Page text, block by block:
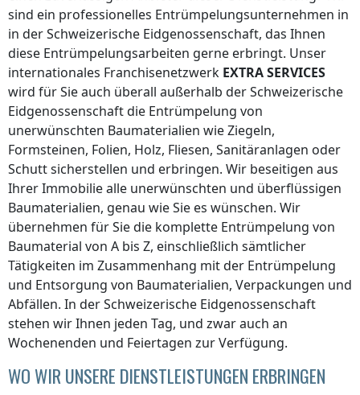
sind ein professionelles Entrümpelungsunternehmen in
in der Schweizerische Eidgenossenschaft, das Ihnen
diese Entrümpelungsarbeiten gerne erbringt. Unser
internationales Franchisenetzwerk EXTRA SERVICES
wird für Sie auch überall außerhalb der Schweizerische
Eidgenossenschaftdie Entrümpelung von
unerwünschten Baumaterialien wie Ziegeln,
Formsteinen, Folien, Holz, Fliesen, Sanitäranlagen oder
Schutt sicherstellen und erbringen. Wir beseitigen aus
Ihrer Immobilie alle unerwünschten und überflüssigen
Baumaterialien, genau wie Sie es wünschen. Wir
übernehmen für Sie die komplette Entrümpelung von
Baumaterial von A bis Z, einschließlich sämtlicher
Tätigkeiten im Zusammenhang mit der Entrümpelung
und Entsorgung von Baumaterialien, Verpackungen und
Abfällen. In der Schweizerische Eidgenossenschaft
stehen wir Ihnen jeden Tag, und zwar auch an
Wochenenden und Feiertagen zur Verfügung.
WO WIR UNSERE DIENSTLEISTUNGEN ERBRINGEN